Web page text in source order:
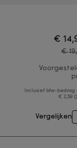
€
€
Inclusief btw-bedrag
€ 2,59
Vergelijken